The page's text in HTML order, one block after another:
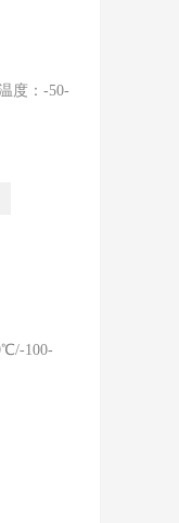
度：-50-
100-